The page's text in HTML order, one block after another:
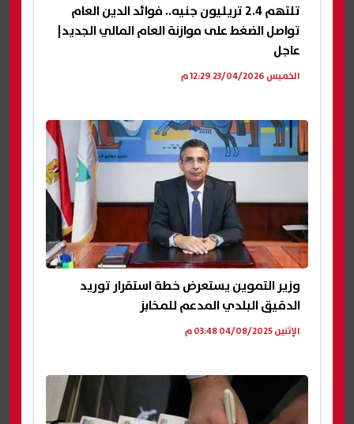
تلتهم 2.4 تريليون جنيه.. فوائد الدين العام
تواصل الضغط على موازنة العام المالي الجديد|
عاجل
الخميس 23/04/2026 12:29 م
وزير التموين يستعرض خطة استقرار توريد
الدقيق البلدي المدعم للمخابز
الإثنين 04/08/2025 03:48 م